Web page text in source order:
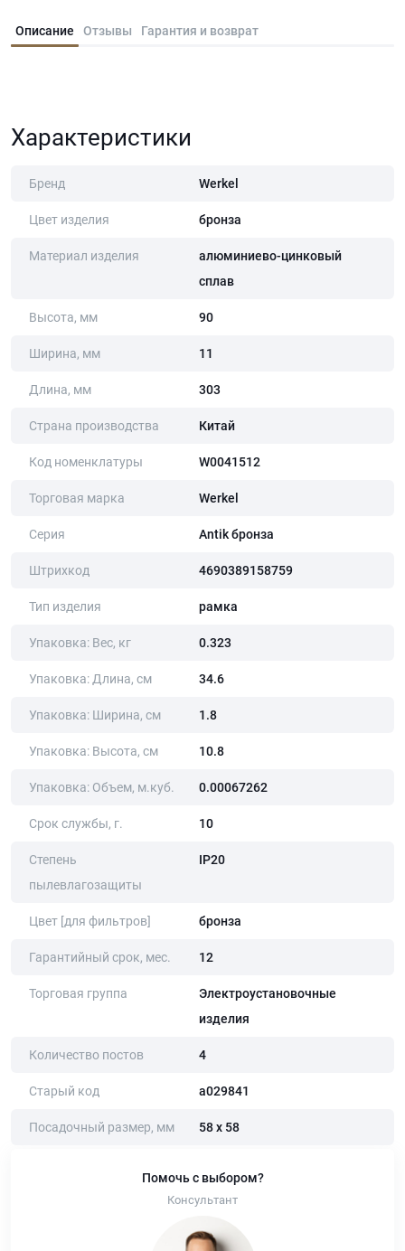
Описание Отзывы Гарантия и возврат
Характеристики
Бренд Werkel
Цвет изделия бронза
Материал изделия
алюминиево-цинковый
сплав
Высота, мм 90
Ширина, мм 11
Длина, мм 303
Страна производства Китай
Код номенклатуры W0041512
Торговая марка Werkel
Серия Antik бронза
Штрихкод 4690389158759
Тип изделия рамка
Упаковка: Вес, кг 0.323
Упаковка: Длина, cм 34.6
Упаковка: Ширина, cм 1.8
Упаковка: Высота, cм 10.8
Упаковка: Объем, м.куб. 0.00067262
Срок службы, г. 10
Степень
пылевлагозащиты
IP20
Цвет [для фильтров] бронза
Гарантийный срок, мес. 12
Торговая группа
Электроустановочные
изделия
Количество постов 4
Старый код a029841
Посадочный размер, мм 58 х 58
Помочь с выбором?
Консультант